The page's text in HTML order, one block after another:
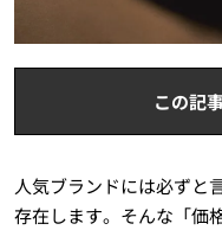
この記
人気ブランドには必ずと
存在します。そんな「価